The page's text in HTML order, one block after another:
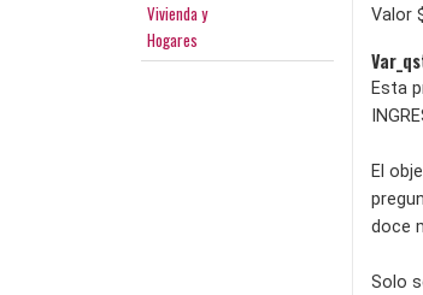
Vivienda y
Hogares
Valor
Esta
El
doce
Solo